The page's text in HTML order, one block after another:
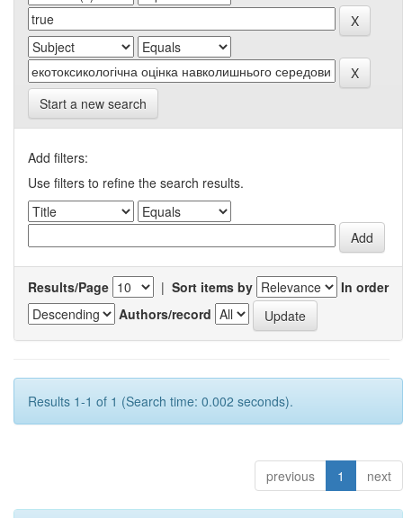
Start a new search
Add filters:
Use filters to refine the search results.
Results/Page | Sort items by
In order
Authors/record
Results 1-1 of 1 (Search time: 0.002 seconds).
previous 1 next